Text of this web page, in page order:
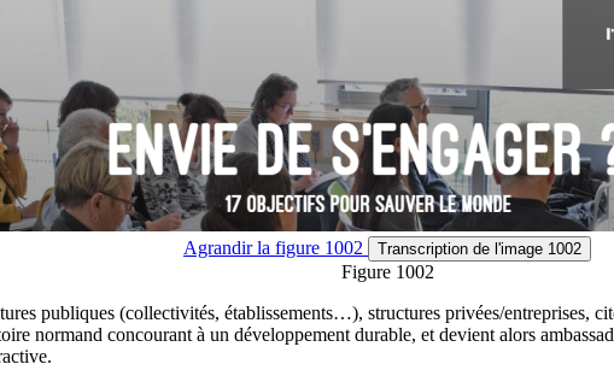
Agrandirla figure 1002 Transcription de l'image 1002
Figure 1002
publiques (collectivités, établissements…), structures privées/entreprises,
normand concourant à un développement durable, et devient alors